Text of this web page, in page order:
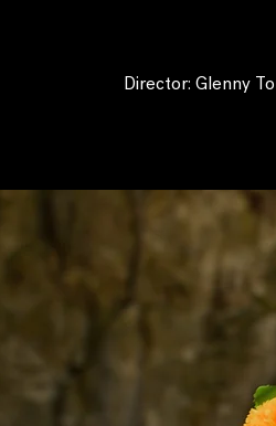
Director: Glenny